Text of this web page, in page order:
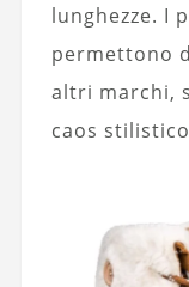
lunghezze. I
permettono
altri marchi,
caos